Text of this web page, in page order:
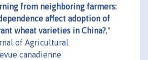
from neighboring farmers:
affect adoption of
wheat varieties in China?,"
of Agricultural
canadienne